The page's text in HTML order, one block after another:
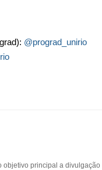
@prograd_unirio
objetivo principal a